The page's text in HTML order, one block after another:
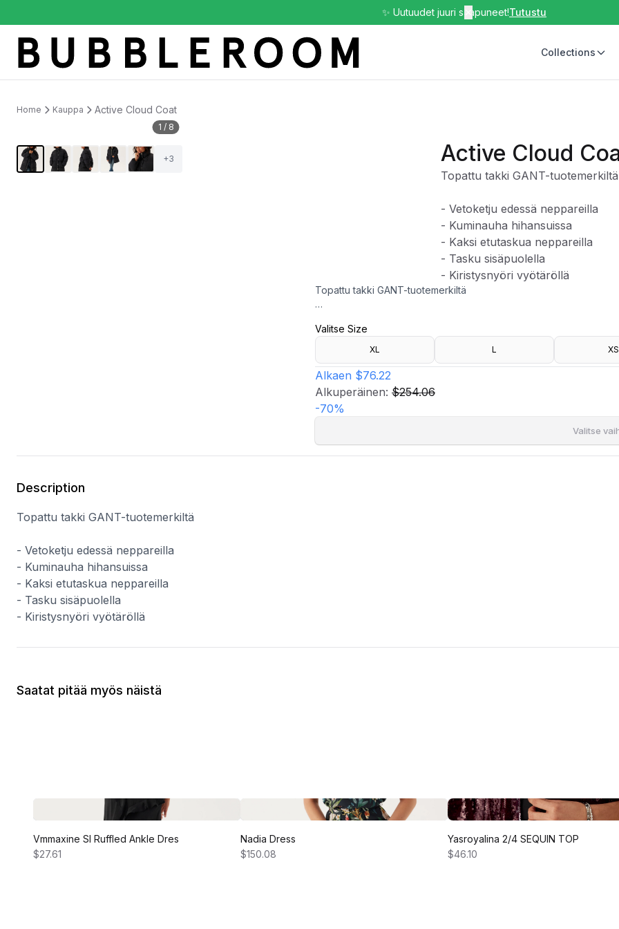
✨ Uutuudet juuri saapuneet!Tutustu
Collections
Home Kauppa Active Cloud Coat
1 / 8
+3 Active Cloud
Topattu takki GANT-tuotemerkiltä
- Vetoketju edessä neppareilla
- Kuminauha hihansuissa
- Kaksi etutaskua neppareilla
- Tasku sisäpuolella
- Kiristysnyöri vyötäröllä
Topattu takki GANT-tuotemerkiltä
- Kuminauha hihansuissa
- Kaksi etutaskua neppareilla
- Tasku sisäpuolella
- Kiristysnyöri vyötäröllä
Valitse Size
XL L XS
Alkaen $76.22
Alkuperäinen: $254.06
-70%
Valitse
Description
Topattu takki GANT-tuotemerkiltä
- Vetoketju edessä neppareilla
- Kuminauha hihansuissa
- Kaksi etutaskua neppareilla
- Tasku sisäpuolella
- Kiristysnyöri vyötäröllä
Saatat pitää myös näistä
Vmmaxine Sl Ruffled Ankle Dres
$27.61
Nadia Dress
$150.08
Yasroyalina 2/4 SEQUIN TOP
$46.10